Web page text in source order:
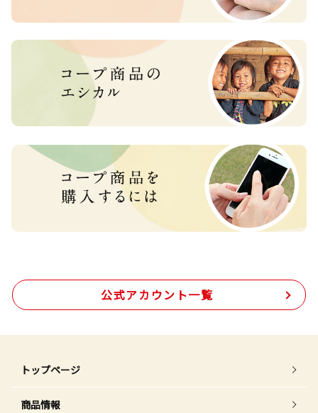
公式アカウント一覧
トップページ
商品情報